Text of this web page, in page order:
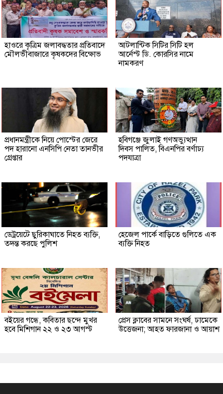
হাওরে কৃত্রিম জলাবদ্ধতার প্রতিবাদে
মৌলভীবাজারে কৃষকদের বিক্ষোভ
আটলান্টিক সিটির সিটি হল
আর্নেস্ট ডি. কোরসির নামে
নামকরণ
প্রধানমন্ত্রীকে নিয়ে পোস্টের জেরে
পদ হারানো এনসিপি নেতা তানভীর
গ্রেপ্তার
হবিগঞ্জে জুলাই গণঅভ্যুত্থান
দিবস পালিত, বিএনপির বর্ণাঢ্য
পদযাত্রা
ডেট্রয়েটে ছুরিকাঘাতে নিহত ব্যক্তি,
তদন্ত করছে পুলিশ
হেজেল পার্কে বাড়িতে গুলিতে এক
ব্যক্তি নিহত
বইয়ের গন্ধে, কবিতার ছন্দে মুখর
হবে মিশিগান ২২ ও ২৩ আগস্ট
প্রেস ক্লাবের সামনে সংঘর্ষ, ঢামেকে
উত্তেজনা; আহত ফারজানা ও আয়াশ